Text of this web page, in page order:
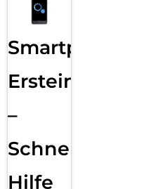
Smartphone
Ersteinrichtung
–
Schnelle
Hilfe